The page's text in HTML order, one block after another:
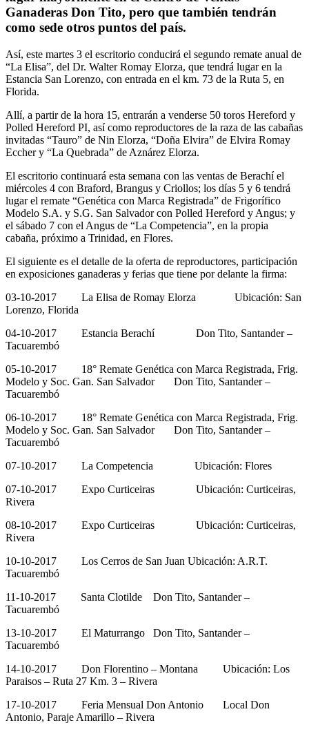
Ganaderas Don Tito, pero que también tendrán
como sede otros puntos del país.
Así, este martes 3 el escritorio conducirá el segundo remate anual de
“La Elisa”, del Dr. Walter Romay Elorza, que tendrá lugar en la
Estancia San Lorenzo, con entrada en el km. 73 de la Ruta 5, en
Florida.
Allí, a partir de la hora 15, entrarán a venderse 50 toros Hereford y
Polled Hereford PI, así como reproductores de la raza de las cabañas
invitadas “Tauro” de Nin Elorza, “Doña Elvira” de Elvira Romay
Eccher y “La Quebrada” de Aznárez Elorza.
El escritorio continuará esta semana con las ventas de Berachí el
miércoles 4 con Braford, Brangus y Criollos; los días 5 y 6 tendrá
lugar el remate “Genética con Marca Registrada” de Frigorífico
Modelo S.A. y S.G. San Salvador con Polled Hereford y Angus; y
el sábado 7 con el Angus de “La Competencia”, en la propia
cabaña, próximo a Trinidad, en Flores.
El siguiente es el detalle de la oferta de reproductores, participación
en exposiciones ganaderas y ferias que tiene por delante la firma:
03-10-2017 La Elisa de Romay Elorza Ubicación: San
Lorenzo, Florida
04-10-2017 Estancia Berachí Don Tito, Santander –
Tacuarembó
05-10-2017 18° Remate Genética con Marca Registrada, Frig.
Modelo y Soc. Gan. San Salvador Don Tito, Santander –
Tacuarembó
06-10-2017 18° Remate Genética con Marca Registrada, Frig.
Modelo y Soc. Gan. San Salvador Don Tito, Santander –
Tacuarembó
07-10-2017 La Competencia Ubicación: Flores
07-10-2017 Expo Curticeiras Ubicación: Curticeiras,
Rivera
08-10-2017 Expo Curticeiras Ubicación: Curticeiras,
Rivera
10-10-2017 Los Cerros de San Juan Ubicación: A.R.T.
Tacuarembó
11-10-2017 Santa Clotilde Don Tito, Santander –
Tacuarembó
13-10-2017 El Maturrango Don Tito, Santander –
Tacuarembó
14-10-2017 Don Florentino – Montana Ubicación: Los
Paraisos – Ruta 27 Km. 3 – Rivera
17-10-2017 Feria Mensual Don Antonio Local Don
Antonio, Paraje Amarillo – Rivera